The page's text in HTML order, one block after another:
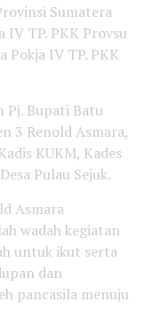
Sumatera
IV TP. PKK Provsu
Pokja IV TP. PKK
Pj. Bupati Batu
3 Renold Asmara,
KUKM, Kades
Pulau Sejuk.
Asmara
wadah kegiatan
untuk ikut serta
dan
pancasila menuju